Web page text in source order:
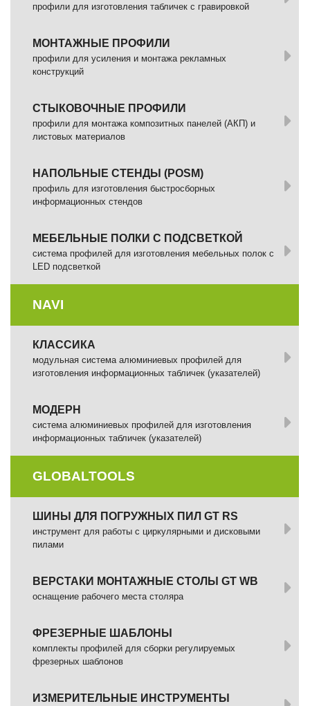
профили для изготовления табличек с гравировкой
МОНТАЖНЫЕ ПРОФИЛИ
профили для усиления и монтажа рекламных
конструкций
СТЫКОВОЧНЫЕ ПРОФИЛИ
профили для монтажа композитных панелей (АКП) и
листовых материалов
НАПОЛЬНЫЕ СТЕНДЫ (POSM)
профиль для изготовления быстросборных
информационных стендов
МЕБЕЛЬНЫЕ ПОЛКИ С ПОДСВЕТКОЙ
cистема профилей для изготовления мебельных полок с
LED подсветкой
NAVI
КЛАССИКА
модульная система алюминиевых профилей для
изготовления информационных табличек (указателей)
МОДЕРН
система алюминиевых профилей для изготовления
информационных табличек (указателей)
GLOBALTOOLS
ШИНЫ ДЛЯ ПОГРУЖНЫХ ПИЛ GT RS
инструмент для работы с циркулярными и дисковыми
пилами
ВЕРСТАКИ МОНТАЖНЫЕ СТОЛЫ GT WB
оснащение рабочего места столяра
ФРЕЗЕРНЫЕ ШАБЛОНЫ
комплекты профилей для сборки регулируемых
фрезерных шаблонов
ИЗМЕРИТЕЛЬНЫЕ ИНСТРУМЕНТЫ